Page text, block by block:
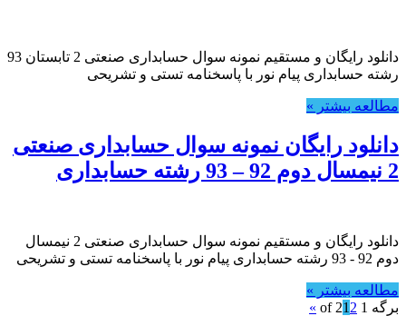
دانلود رایگان و مستقیم نمونه سوال حسابداری صنعتی 2 تابستان 93
رشته حسابداری پیام نور با پاسخنامه تستی و تشریحی
مطالعه بیشتر »
دانلود رایگان نمونه سوال حسابداری صنعتی
2 نیمسال دوم 92 – 93 رشته حسابداری
دانلود رایگان و مستقیم نمونه سوال حسابداری صنعتی 2 نیمسال
دوم 92 - 93 رشته حسابداری پیام نور با پاسخنامه تستی و تشریحی
مطالعه بیشتر »
برگه 1 of 2
1 2
»